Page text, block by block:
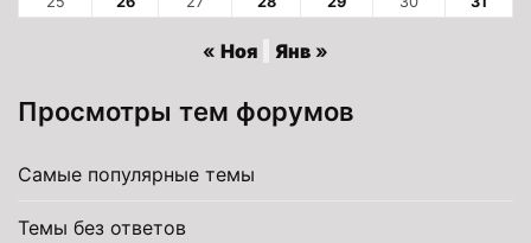
« Ноя Янв »
Просмотры тем форумов
Самые популярные темы
Темы без ответов